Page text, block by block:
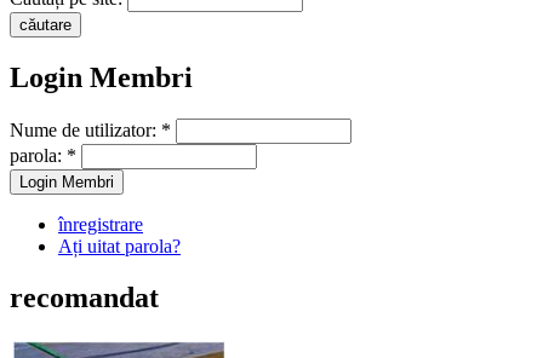
Login Membri
Nume de utilizator: *
parola: *
înregistrare
Ați uitat parola?
recomandat